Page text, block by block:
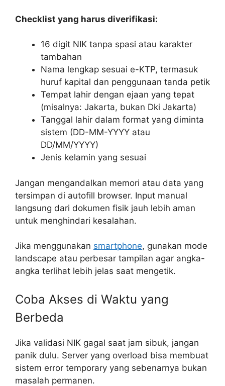
Checklist yang harus diverifikasi:
16 digit NIK tanpa spasi atau karakter
tambahan
Nama lengkap sesuai e-KTP, termasuk
huruf kapital dan penggunaan tanda petik
Tempat lahir dengan ejaan yang tepat
(misalnya: Jakarta, bukan Dki Jakarta)
Tanggal lahir dalam format yang diminta
sistem (DD-MM-YYYY atau
DD/MM/YYYY)
Jenis kelamin yang sesuai
Jangan mengandalkan memori atau data yang
tersimpan di autofill browser. Input manual
langsung dari dokumen fisik jauh lebih aman
untuk menghindari kesalahan.
Jika menggunakan smartphone, gunakan mode
landscape atau perbesar tampilan agar angka-
angka terlihat lebih jelas saat mengetik.
Coba Akses di Waktu yang
Berbeda
Jika validasi NIK gagal saat jam sibuk, jangan
panik dulu. Server yang overload bisa membuat
sistem error temporary yang sebenarnya bukan
masalah permanen.